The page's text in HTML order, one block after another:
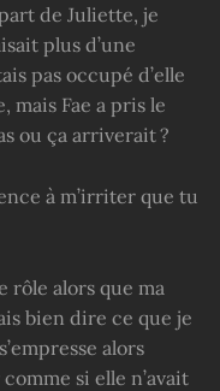
de Juliette, je
plus d’une
pas occupé d’elle
mais Fae a pris le
ou ça arriverait ?
à m’irriter que tu
rôle alors que ma
bien dire ce que je
alors
si elle n’avait